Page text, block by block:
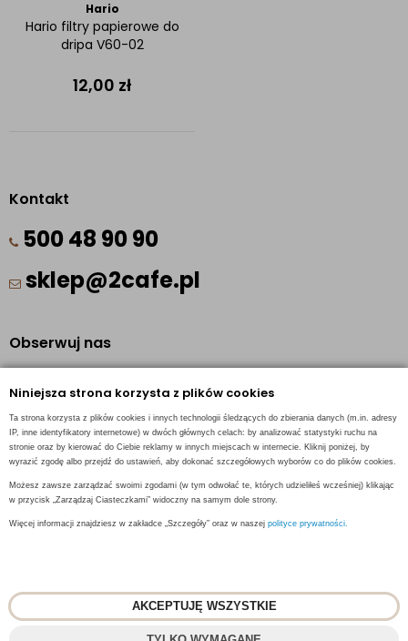
Niniejsza strona korzysta z plików cookies
Ta strona korzysta z plików cookies i innych technologii śledzących do zbierania danych (m.in. adresy
IP, inne identyfikatory internetowe) w dwóch głównych celach: by analizować statystyki ruchu na
stronie oraz by kierować do Ciebie reklamy w innych miejscach w internecie. Kliknij poniżej, by
wyrazić zgodę albo przejdź do ustawień, aby dokonać szczegółowych wyborów co do plików cookies.
Możesz zawsze zarządzać swoimi zgodami (w tym odwołać te, których udzieliłeś wcześniej) klikając
w przycisk „Zarządzaj Ciasteczkami” widoczny na samym dole strony.
Więcej informacji znajdziesz w zakładce „Szczegóły” oraz w naszej polityce prywatności.
AKCEPTUJĘ WSZYSTKIE
Hario
Hario filtry papierowe do
dripa V60-02
12,00 zł
Kontakt
500 48 90 90
sklep@2cafe.pl
Obserwuj nas
Instagram
INFORMACJE KONTAKTOWE
© 20182CAFE- Fresh Roasted Coffee